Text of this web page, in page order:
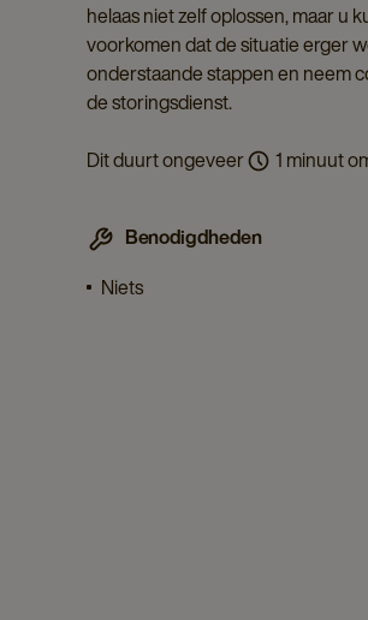
helaas niet zelf oplossen, maar u
voorkomen dat de situatie erger
onderstaande stappen en neem
de storingsdienst.
Dit duurt ongeveer
1 minuut
Benodigdheden
Niets